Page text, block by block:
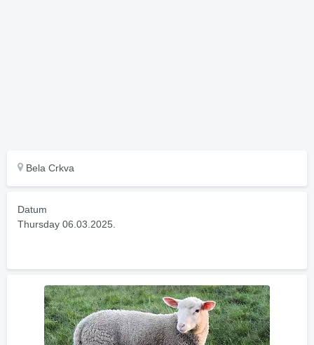
Bela Crkva
Datum
Thursday 06.03.2025.